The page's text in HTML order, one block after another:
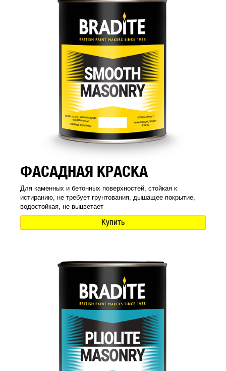
ФАСАДНАЯ КРАСКА
Для каменных и бетонных поверхностей, стойкая к
истиранию, не требует грунтования, дышащее покрытие,
водостойкая, не выцветает
Купить